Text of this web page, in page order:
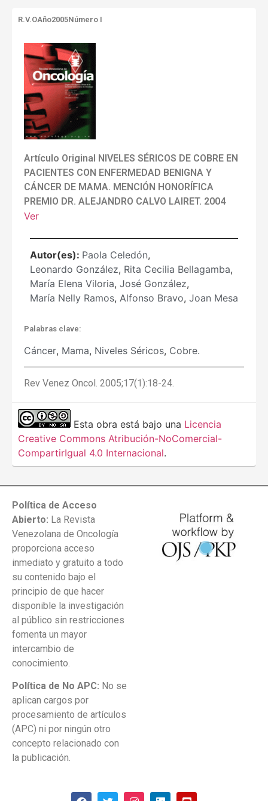
R.V.OAño2005Número I
Artículo Original NIVELES SÉRICOS DE COBRE EN
PACIENTES CON ENFERMEDAD BENIGNA Y
CÁNCER DE MAMA. MENCIÓN HONORÍFICA
PREMIO DR. ALEJANDRO CALVO LAIRET. 2004
Ver
Autor(es): Paola Celedón,
Leonardo González, Rita Cecilia Bellagamba,
María Elena Viloria, José González,
María Nelly Ramos, Alfonso Bravo, Joan Mesa
Palabras clave:
Cáncer, Mama, Niveles Séricos, Cobre.
Rev Venez Oncol. 2005;17(1):18-24.
Esta obra está bajo una Licencia
Creative Commons Atribución-NoComercial-
CompartirIgual 4.0 Internacional.
Política de Acceso
Abierto: La Revista
Venezolana de Oncología
proporciona acceso
inmediato y gratuito a todo
su contenido bajo el
principio de que hacer
disponible la investigación
al público sin restricciones
fomenta un mayor
intercambio de
conocimiento.
Política de No APC: No se
aplican cargos por
procesamiento de artículos
(APC) ni por ningún otro
concepto relacionado con
la publicación.